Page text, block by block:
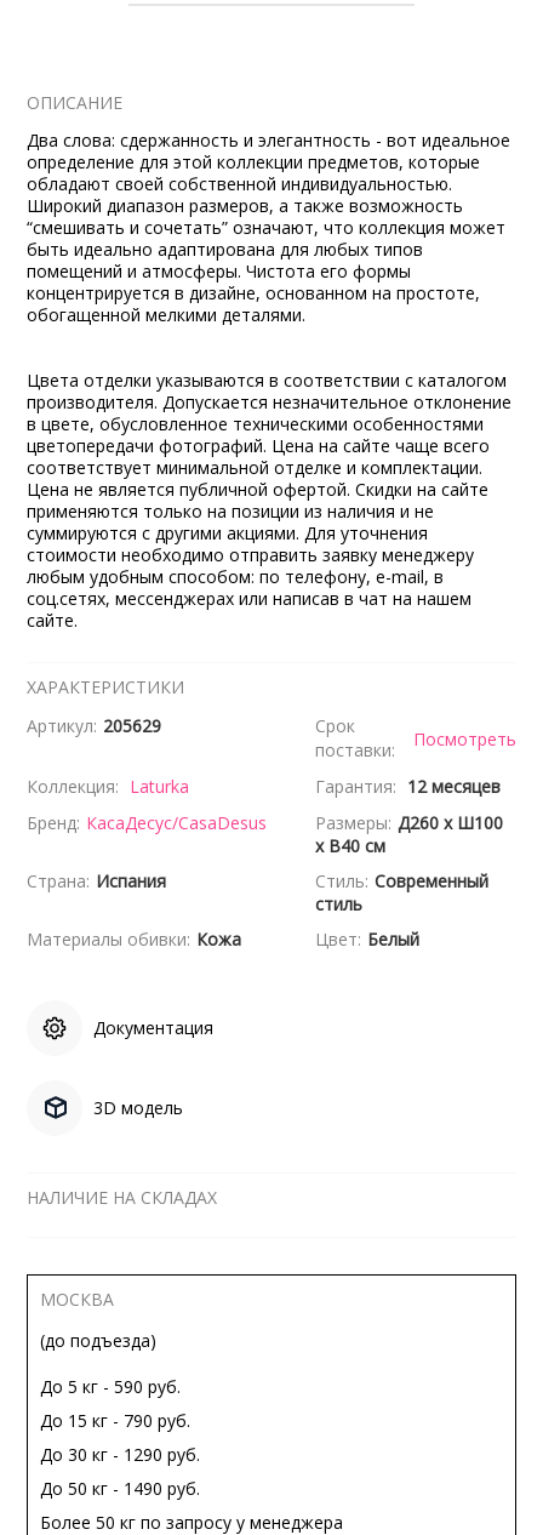
ОПИСАНИЕ
Два слова: сдержанность и элегантность - вот идеальное
определение для этой коллекции предметов, которые
обладают своей собственной индивидуальностью.
Широкий диапазон размеров, а также возможность
“смешивать и сочетать” означают, что коллекция может
быть идеально адаптирована для любых типов
помещений и атмосферы. Чистота его формы
концентрируется в дизайне, основанном на простоте,
обогащенной мелкими деталями.
Цвета отделки указываются в соответствии с каталогом
производителя. Допускается незначительное отклонение
в цвете, обусловленное техническими особенностями
цветопередачи фотографий. Цена на сайте чаще всего
соответствует минимальной отделке и комплектации.
Цена не является публичной офертой. Скидки на сайте
применяются только на позиции из наличия и не
суммируются с другими акциями. Для уточнения
стоимости необходимо отправить заявку менеджеру
любым удобным способом: по телефону, e-mail, в
соц.сетях, мессенджерах или написав в чат на нашем
сайте.
ХАРАКТЕРИСТИКИ
Артикул: 205629
Срок
поставки:
Посмотреть
Коллекция: Laturka Гарантия: 12 месяцев
Бренд: КасаДесус/CasaDesus Размеры: Д260 x Ш100
x В40 см
Страна: Испания Стиль: Современный
стиль
Материалы обивки: Кожа Цвет: Белый
Документация
3D модель
НАЛИЧИЕ НА СКЛАДАХ
МОСКВА
(до подъезда)
До 5 кг - 590 руб.
До 15 кг - 790 руб.
До 30 кг - 1290 руб.
До 50 кг - 1490 руб.
Более 50 кг по запросу у менеджера